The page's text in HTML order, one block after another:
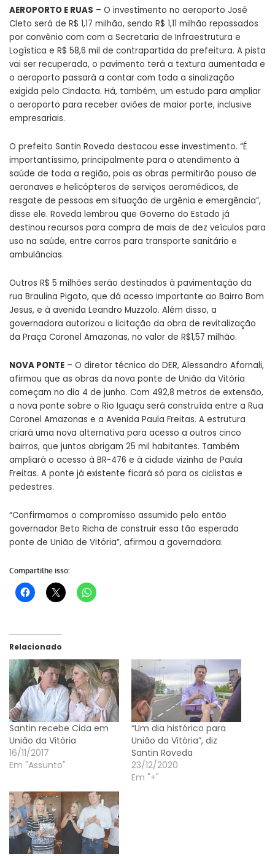
AEROPORTO E RUAS – O investimento no aeroporto José
Cleto será de R$ 1,17 milhão, sendo R$ 1,11 milhão repassados
por convênio com com a Secretaria de Infraestrutura e
Logística e R$ 58,6 mil de contrapartida da prefeitura. A pista
vai ser recuperada, o pavimento terá a textura aumentada e
o aeroporto passará a contar com toda a sinalização
exigida pelo Cindacta. Há, também, um estudo para ampliar
o aeroporto para receber aviões de maior porte, inclusive
empresariais.
O prefeito Santin Roveda destacou esse investimento. “É
importantíssimo, principalmente para o atendimento à
saúde de toda a região, pois as obras permitirão pouso de
aeronaves e helicópteros de serviços aeromédicos, de
resgate de pessoas em situação de urgênia e emergência”,
disse ele. Roveda lembrou que Governo do Estado já
destinou recursos para compra de mais de dez veículos para
uso na saúde, entre carros para transporte sanitário e
ambulâncias.
Outros R$ 5 milhões serão destinados à pavimentação da
rua Braulina Pigato, que dá acesso importante ao Bairro Bom
Jesus, e à avenida Leandro Muzzolo. Além disso, a
governadora autorizou a licitação da obra de revitalização
da Praça Coronel Amazonas, no valor de R$1,57 milhão.
NOVA PONTE – O diretor técnico do DER, Alessandro Afornali,
afirmou que as obras da nova ponte de União da Vitória
começam no dia 4 de junho. Com 492,8 metros de extensão,
a nova ponte sobre o Rio Iguaçu será construída entre a Rua
Coronel Amazonas e a Avenida Paula Freitas. A estrutura
criará uma nova alternativa para acesso a outros cinco
bairros, que juntos abrigam 25 mil habitantes. Também
ampliará o acesso à BR-476 e à cidade vizinha de Paula
Freitas. A ponte já existente ficará só para os ciclistas e
pedestres.
“Confirmamos o compromisso assumido pelo então
governador Beto Richa de construir essa tão esperada
ponte de União de Vitória”, afirmou a governadora.
Compartilhe isso:
Relacionado
Santin recebe Cida em
União da Vitória
16/11/2017
Em "Assunto"
“Um dia histórico para
União da Vitória”, diz
Santin Roveda
23/12/2020
Em "+"